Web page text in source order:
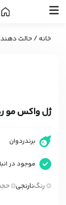
خانه/حالت
ژل واکس مو
برندردوان
موجود در
رنگنارنجی